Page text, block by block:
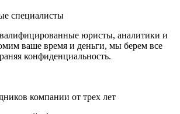
специалисты
юристы, аналитики и
ваше время и деньги, мы берем все
конфиденциальность.
компании от трех лет